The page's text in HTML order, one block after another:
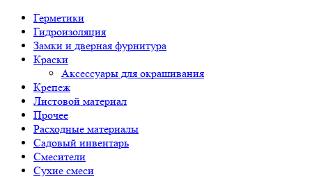
Герметики
Гидроизоляция
Замки и дверная фурнитура
Краски
Аксессуары для окрашивания
Крепеж
Листовой материал
Прочее
Расходные материалы
Садовый инвентарь
Смесители
Сухие смеси